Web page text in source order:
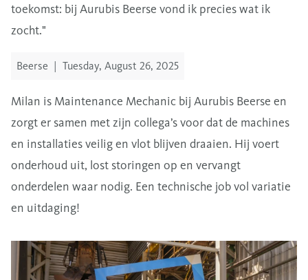
toekomst: bij Aurubis Beerse vond ik precies wat ik
zocht."
Beerse | Tuesday, August 26, 2025
Milan is Maintenance Mechanic bij Aurubis Beerse en
zorgt er samen met zijn collega’s voor dat de machines
en installaties veilig en vlot blijven draaien. Hij voert
onderhoud uit, lost storingen op en vervangt
onderdelen waar nodig. Een technische job vol variatie
en uitdaging!